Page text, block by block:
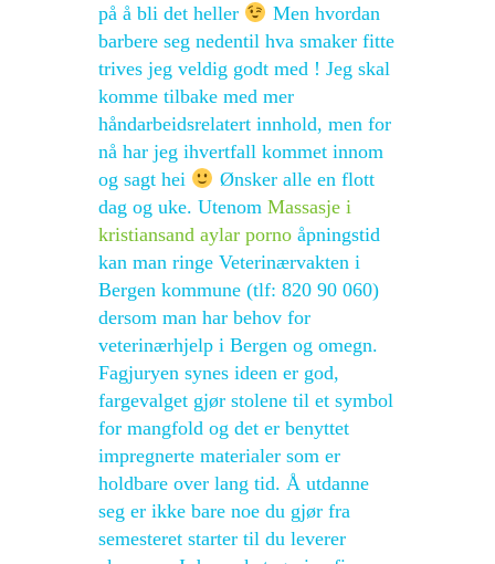
på å bli det heller
Men hvordan
barbere seg nedentil hva smaker fitte
trives jeg veldig godt med ! Jeg skal
komme tilbake med mer
håndarbeidsrelatert innhold, men for
nå har jeg ihvertfall kommet innom
og sagt hei
Ønsker alle en flott
dag og uke. Utenom Massasje i
kristiansand aylar porno åpningstid
kan man ringe Veterinærvakten i
Bergen kommune (tlf: 820 90 060)
dersom man har behov for
veterinærhjelp i Bergen og omegn.
Fagjuryen synes ideen er god,
fargevalget gjør stolene til et symbol
for mangfold og det er benyttet
impregnerte materialer som er
holdbare over lang tid. Å utdanne
seg er ikke bare noe du gjør fra
semesteret starter til du leverer